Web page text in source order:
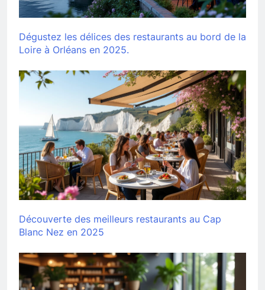
Dégustez les délices des restaurants au bord de la
Loire à Orléans en 2025.
Découverte des meilleurs restaurants au Cap
Blanc Nez en 2025